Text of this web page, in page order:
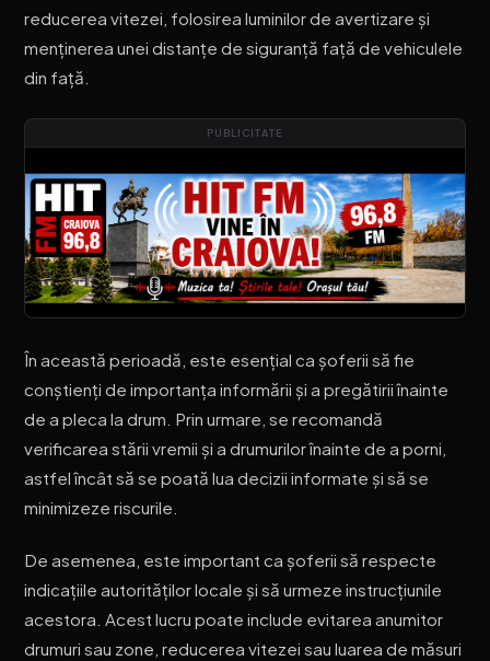
reducerea vitezei, folosirea luminilor de avertizare și
menținerea unei distanțe de siguranță față de vehiculele
din față.
PUBLICITATE
În această perioadă, este esențial ca șoferii să fie
conștienți de importanța informării și a pregătirii înainte
de a pleca la drum. Prin urmare, se recomandă
verificarea stării vremii și a drumurilor înainte de a porni,
astfel încât să se poată lua decizii informate și să se
minimizeze riscurile.
De asemenea, este important ca șoferii să respecte
indicațiile autorităților locale și să urmeze instrucțiunile
acestora. Acest lucru poate include evitarea anumitor
drumuri sau zone, reducerea vitezei sau luarea de măsuri